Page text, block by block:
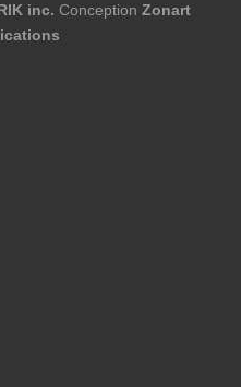
inc. Conception Zonart